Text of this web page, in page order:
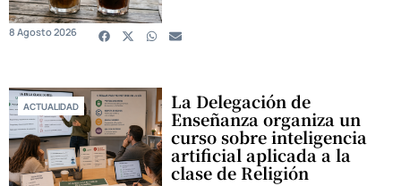
8 Agosto 2026
ACTUALIDAD La Delegación de
Enseñanza organiza un
curso sobre inteligencia
artificial aplicada a la
clase de Religión